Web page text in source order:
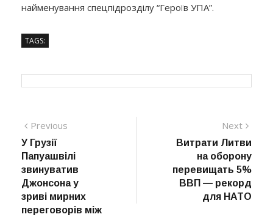
найменування спецпідрозділу “Героїв УПА”.
TAGS:
Навігація
записів
Previous
У Грузії
Папуашвілі
звинуватив
Джонсона у
зриві мирних
переговорів між
Next
Витрати Литви
на оборону
перевищать 5%
ВВП — рекорд
для НАТО